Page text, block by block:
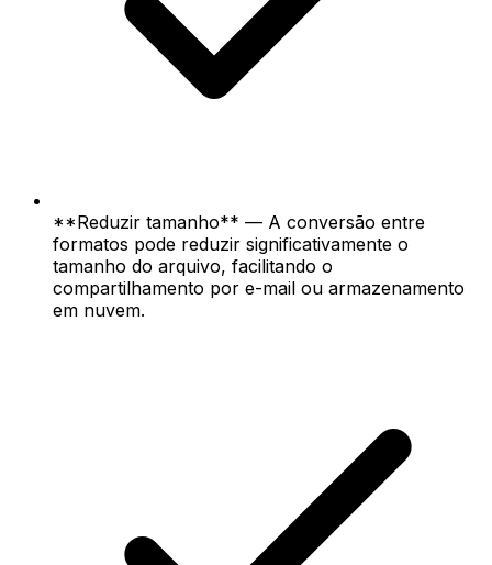
**Reduzir tamanho** — A conversão entre
formatos pode reduzir significativamente o
tamanho do arquivo, facilitando o
compartilhamento por e-mail ou armazenamento
em nuvem.